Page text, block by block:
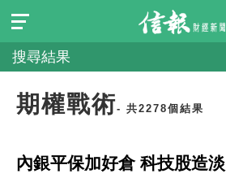
搜尋結果
期權戰術- 共2278個結果
內銀平保加好倉 科技股造淡